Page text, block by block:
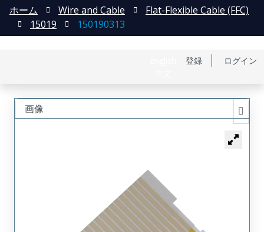
登録 ログイン
ホーム Wire and Cable
Flat-Flexible Cable (FFC)
15019
150190313
画像